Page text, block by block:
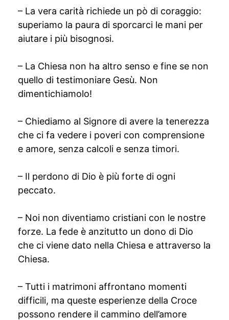
– La vera carità richiede un pò di coraggio:
superiamo la paura di sporcarci le mani per
aiutare i più bisognosi.
– La Chiesa non ha altro senso e fine se non
quello di testimoniare Gesù. Non
dimentichiamolo!
– Chiediamo al Signore di avere la tenerezza
che ci fa vedere i poveri con comprensione
e amore, senza calcoli e senza timori.
– Il perdono di Dio è più forte di ogni
peccato.
– Noi non diventiamo cristiani con le nostre
forze. La fede è anzitutto un dono di Dio
che ci viene dato nella Chiesa e attraverso la
Chiesa.
– Tutti i matrimoni affrontano momenti
difficili, ma queste esperienze della Croce
possono rendere il cammino dell’amore